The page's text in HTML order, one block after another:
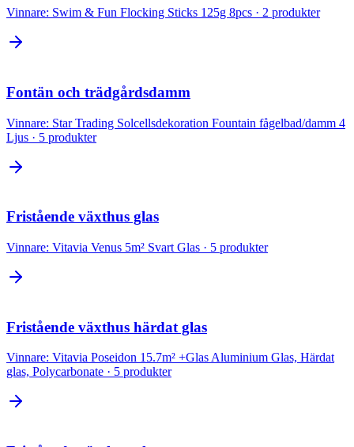
Vinnare: Swim & Fun Flocking Sticks 125g 8pcs · 2 produkter
Fontän och trädgårdsdamm
Vinnare: Star Trading Solcellsdekoration Fountain fågelbad/damm 4
Ljus · 5 produkter
Fristående växthus glas
Vinnare: Vitavia Venus 5m² Svart Glas · 5 produkter
Fristående växthus härdat glas
Vinnare: Vitavia Poseidon 15.7m² +Glas Aluminium Glas, Härdat
glas, Polycarbonate · 5 produkter